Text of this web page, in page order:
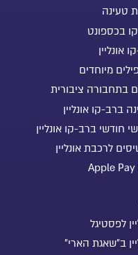
טעינה
בכספונט
אונליין
מיוחדים
בתחבורה ציבורית
ברב-קו אונליין
חודשי ברב-קו אונליין
לרכבת אונליין
לפסטיגל
ב"שאגת הארי"